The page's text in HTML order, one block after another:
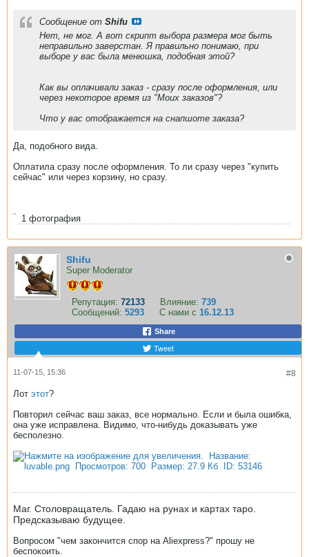
Сообщение от Shifu
Нет, не мог. А вот скрипт выбора размера мог быть
неправильно заверстан. Я правильно понимаю, при
выборе у вас была менюшка, подобная этой?
Как вы оплачивали заказ - сразу после оформления, или
через некоторое время из "Моих заказов"?
Что у вас отображается на снапшоте заказа?
Да, подобного вида.
Оплатила сразу после оформления. То ли сразу через "купить
сейчас" или через корзину, но сразу.
1 фотография
Shifu
Super Moderator
Репутация: 72133 Влияние: 739
Сообщений: 5293 С нами с 16.12.13
Share
Tweet
#8
11-07-15, 15:36
Лот этот?
Повторил сейчас ваш заказ, все нормально. Если и была ошибка,
она уже исправлена. Видимо, что-нибудь доказывать уже
бесполезно.
Маг. Столовращатель. Гадаю на рунах и картах таро.
Предсказываю будущее.
Вопросом "чем закончится спор на Aliexpress?" прошу не
беспокоить.